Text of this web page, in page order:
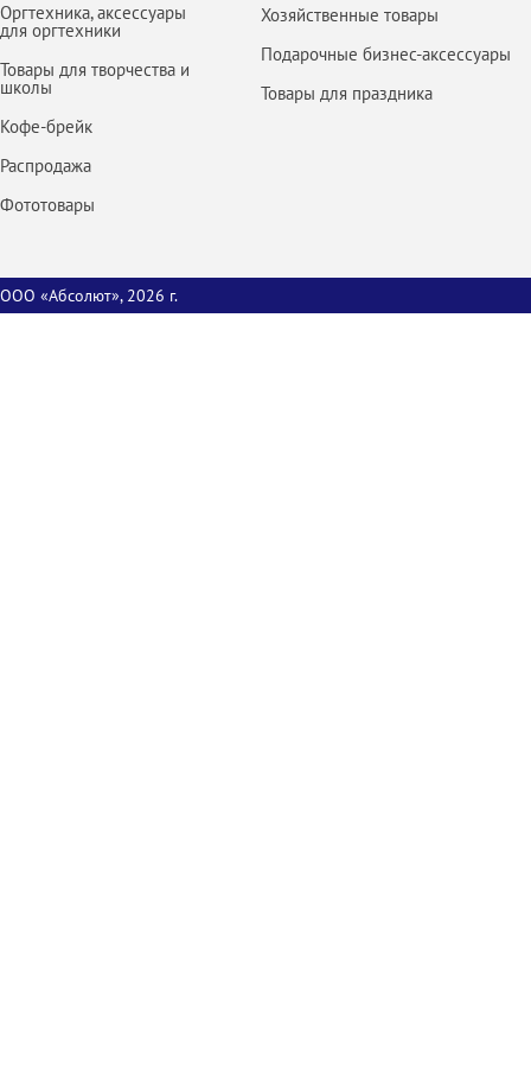
Оргтехника, аксессуары
для оргтехники
Товары для творчества и
школы
Кофе-брейк
Распродажа
Фототовары
Хозяйственные товары
Подарочные бизнес-аксессуары
Товары для праздника
ООО «Абсолют», 2026 г.